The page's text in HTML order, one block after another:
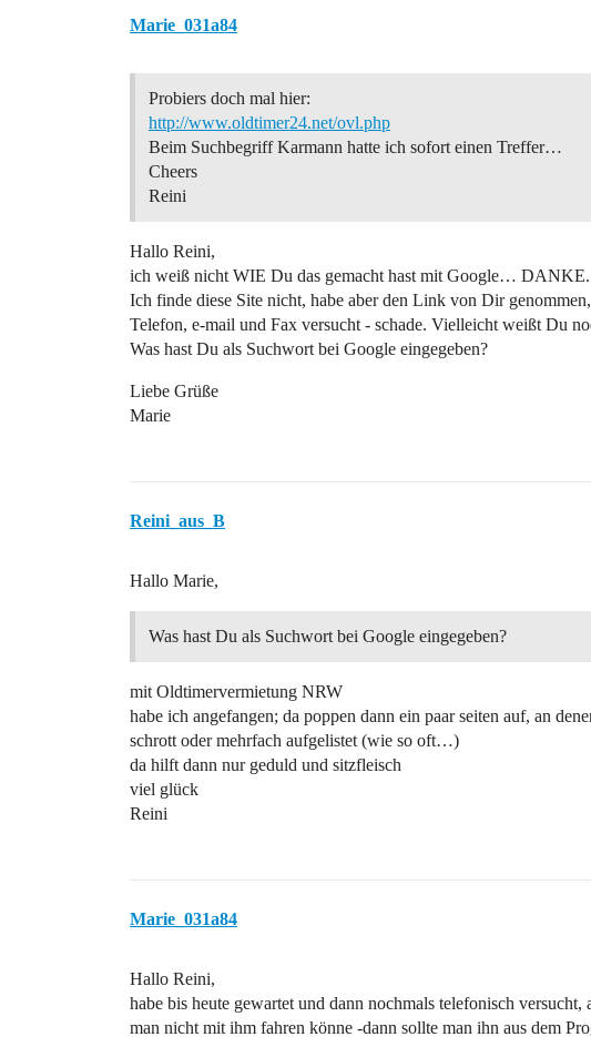
Marie_031a84
Probiers doch mal hier:
http://www.oldtimer24.net/ovl.php
Beim Suchbegriff Karmann hatte ich sofort einen Treffer…
Cheers
Reini
Hallo Reini,
ich weiß nicht WIE Du das gemacht hast mit Google… DANKE.
Ich finde diese Site nicht, habe aber den Link von Dir
Telefon, e-mail und Fax versucht - schade. Vielleicht weißt Du
Was hast Du als Suchwort bei Google eingegeben?
Liebe Grüße
Marie
Reini_aus_B
Hallo Marie,
Was hast Du als Suchwort bei Google eingegeben?
mit Oldtimervermietung NRW
habe ich angefangen; da poppen dann ein paar seiten auf, an
schrott oder mehrfach aufgelistet (wie so oft…)
da hilft dann nur geduld und sitzfleisch
viel glück
Reini
Marie_031a84
Hallo Reini,
habe bis heute gewartet und dann nochmals telefonisch
man nicht mit ihm fahren könne -dann sollte man ihn aus dem